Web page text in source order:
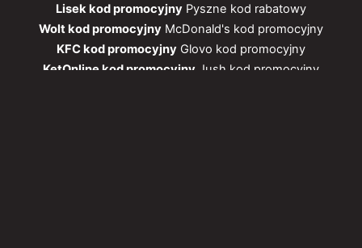
Lisek kod promocyjny Pyszne kod rabatowy
Wolt kod promocyjny McDonald's kod promocyjny
KFC kod promocyjny Glovo kod promocyjny
KetOnline kod promocyjny Jush kod promocyjny